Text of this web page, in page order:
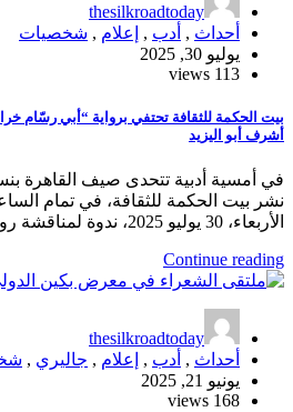
thesilkroadtoday
أحداث , أدب , إعلام , شخصيات
يوليو 30, 2025
113 views
بيت الحكمة للثقافة تحتفي برواية “أبي رسّام
أشرف أبو اليزيد
في أمسية أدبية تتحدى صيف القاهرة
نشر بيت الحكمة للثقافة، في تمام
الأربعاء، 30 يوليو 2025، ندوة لمناقشة رواية الناشئة “أبي…
Continue reading
thesilkroadtoday
أحداث , أدب , إعلام , جاليري ,
يونيو 21, 2025
168 views